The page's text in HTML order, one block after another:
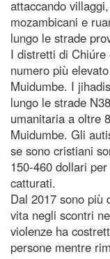
attaccando
mozambicani e
lungo le strade
I distretti di Chiúre
numero più
Muidumbe. I
lungo le strade
umanitaria a oltre
Muidumbe. Gli
se sono cristiani
150-460 dollari
catturati.
Dal 2017 sono più
vita negli scontri
violenze ha
persone mentre